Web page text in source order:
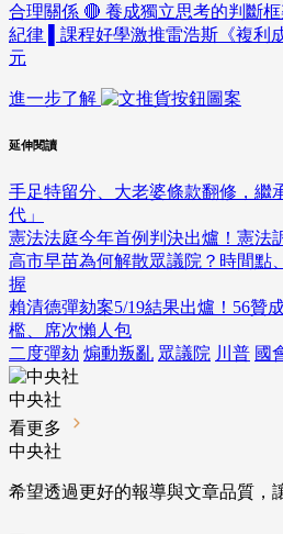
合理關係 🔴 養成獨立思考的判斷
紀律 ▌課程好學激推雷浩斯《複利
元
進一步了解
延伸閱讀
手足特留分、大老婆條款翻修，繼
代」
憲法法庭今年首例判決出爐！憲法
高市早苗為何解散眾議院？時間點
握
賴清德彈劾案5/19結果出爐！56贊
檻、席次懶人包
二度彈劾 煽動叛亂 眾議院 川普 國
中央社
看更多
中央社
希望透過更好的報導與文章品質，